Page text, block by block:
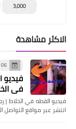
3,000
الاكثر مشاهدة
06 مايو 2023
في
فيديو القطه في الخلاط
انتشر عبر مواقع